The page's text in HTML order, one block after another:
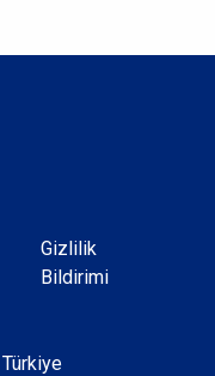
Gizlilik
Bildirimi